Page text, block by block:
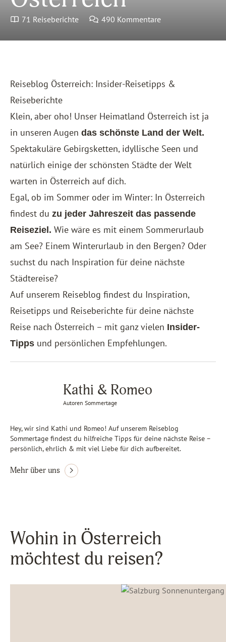
71 Reiseberichte 490 Kommentare
Reiseblog Österreich: Insider-Reisetipps &
Reiseberichte
Klein, aber oho! Unser Heimatland Österreich ist ja
in unseren Augen das schönste Land der Welt.
Spektakuläre Gebirgsketten, idyllische Seen und
natürlich einige der schönsten Städte der Welt
warten in Österreich auf dich.
Egal, ob im Sommer oder im Winter: In Österreich
findest du zu jeder Jahreszeit das passende
Reiseziel. Wie wäre es mit einem Sommerurlaub
am See? Einem Winterurlaub in den Bergen? Oder
suchst du nach Inspiration für deine nächste
Städtereise?
Auf unserem Reiseblog findest du Inspiration,
Reisetipps und Reiseberichte für deine nächste
Reise nach Österreich – mit ganz vielen Insider-
Tipps und persönlichen Empfehlungen.
Kathi & Romeo
Autoren Sommertage
Hey, wir sind Kathi und Romeo! Auf unserem Reiseblog
Sommertage findest du hilfreiche Tipps für deine nächste Reise –
persönlich, ehrlich & mit viel Liebe für dich aufbereitet.
Mehr über uns
Wohin in Österreich
möchtest du reisen?